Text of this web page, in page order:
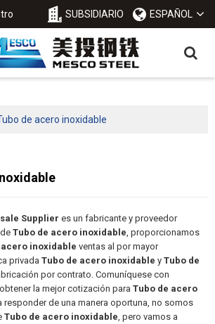
SUBSIDIARIO ESPAÑOL
de acero inoxidable
Supplier es un fabricante y proveedor
Tubo de acero inoxidable, proporcionamos
acero inoxidable ventas al por mayor
privada Tubo de acero inoxidable y Tubo de
por contrato. Comuníquese con
la mejor cotización para Tubo de acero
responder de una manera oportuna, no somos
Tubo de acero inoxidable, pero vamos a